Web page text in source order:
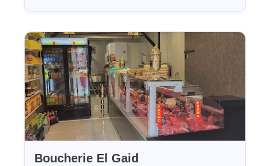
Boucherie El Gaid